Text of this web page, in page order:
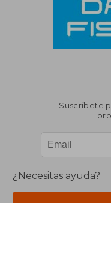
Suscríbete
¿Necesitas ayuda?